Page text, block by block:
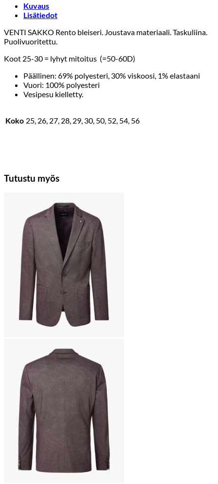
Kuvaus
Lisätiedot
VENTI SAKKO Rento bleiseri. Joustava materiaali. Taskuliina.
Puolivuoritettu.
Koot 25-30 = lyhyt mitoitus (=50-60D)
Päällinen: 69% polyesteri, 30% viskoosi, 1% elastaani
Vuori: 100% polyesteri
Vesipesu kielletty.
Koko 25, 26, 27, 28, 29, 30, 50, 52, 54, 56
Tutustu myös